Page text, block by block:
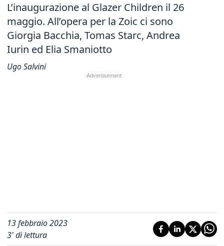
L’inaugurazione al Glazer Children il 26
maggio. All’opera per la Zoic ci sono
Giorgia Bacchia, Tomas Starc, Andrea
Iurin ed Elia Smaniotto
Ugo Salvini
13 febbraio 2023
3' di lettura